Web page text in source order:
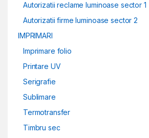
Autorizatii reclame luminoase sector 1
Autorizatii firme luminoase sector 2
IMPRIMARI
Imprimare folio
Printare UV
Serigrafie
Sublimare
Termotransfer
Timbru sec